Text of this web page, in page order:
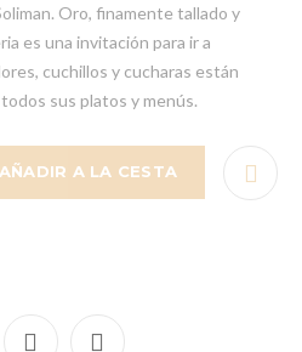
Oro, finamente tallado y
es una invitación para ir a
cuchillos y cucharas están
sus platos y menús.
AÑADIR A LA CESTA